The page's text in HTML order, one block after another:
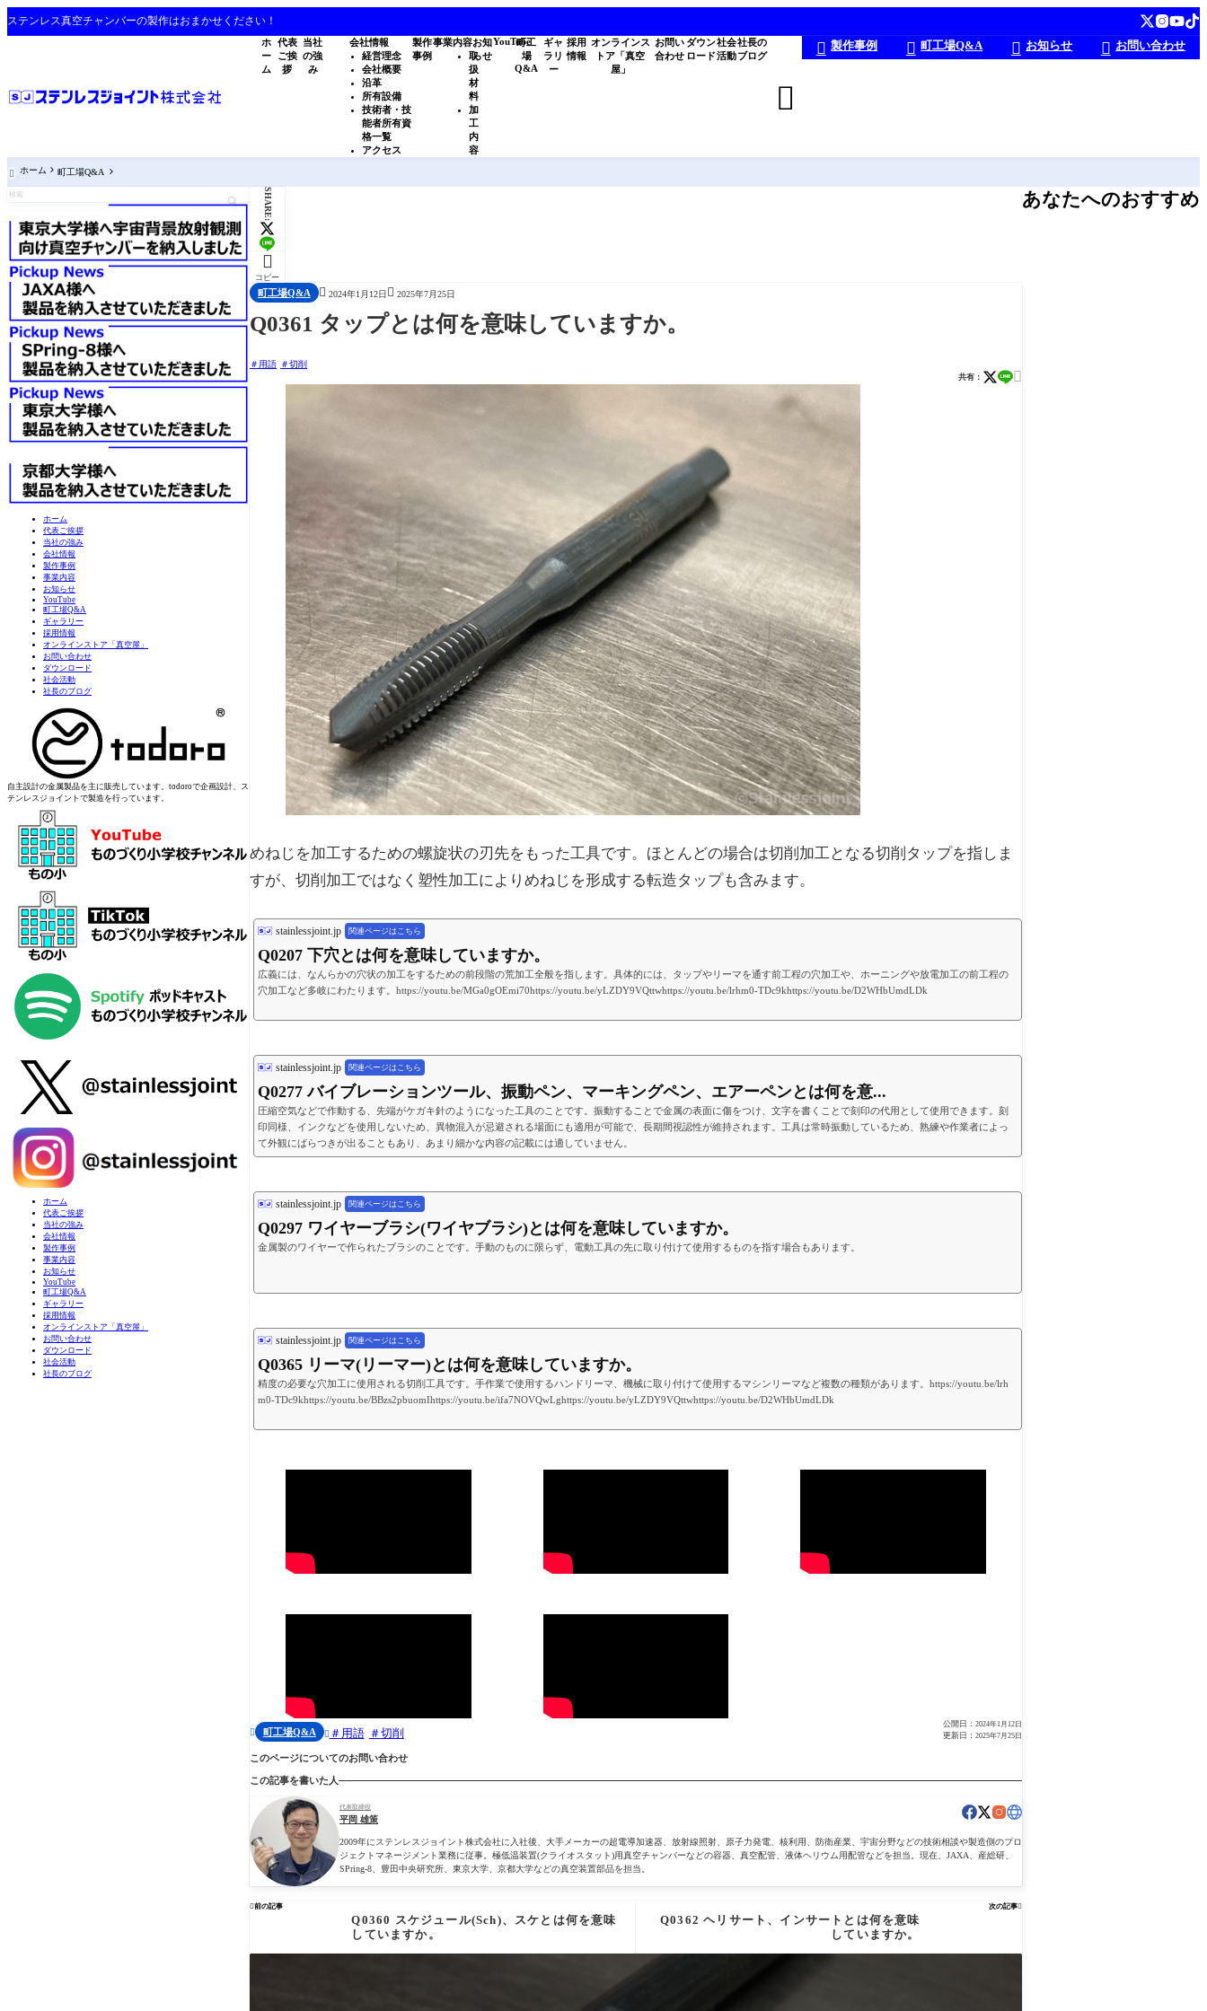
ステンレス真空チャンバーの製作はおまかせください！
ホ
ー
ム
代表
ご挨
拶
当社
の強
み
会社情報
経営理念
会社概要
沿革
所有設備
技術者・技
能者所有資
格一覧
アクセス
製作
事例
事業内容
取
扱
材
料
加
工
内
容
お知
らせ
YouTube
町工
場
Q&A
ギャ
ラリ
ー
採用
情報
オンラインス
トア「真空
屋」
お問い
合わせ
ダウン
ロード
社会
活動
社長の
ブログ

 製作事例  町工場Q&A  お知らせ  お問い合わせ
 ホーム 町工場Q&A
ホーム
代表ご挨拶
当社の強み
会社情報
製作事例
事業内容
お知らせ
YouTube
町工場Q&A
ギャラリー
採用情報
オンラインストア「真空屋」
お問い合わせ
ダウンロード
社会活動
社長のブログ
自主設計の金属製品を主に販売しています。todoroで企画設計、ス
テンレスジョイントで製造を行っています。
ホーム
代表ご挨拶
当社の強み
会社情報
製作事例
事業内容
お知らせ
YouTube
町工場Q&A
ギャラリー
採用情報
オンラインストア「真空屋」
お問い合わせ
ダウンロード
社会活動
社長のブログ
SHARE:

コピー
町工場Q&A  2024年1月12日  2025年7月25日
Q0361 タップとは何を意味していますか。
用語 切削
共有： 
めねじを加工するための螺旋状の刃先をもった工具です。ほとんどの場合は切削加工となる切削タップを指しま
すが、切削加工ではなく塑性加工によりめねじを形成する転造タップも含みます。
stainlessjoint.jp 関連ページはこちら
Q0207 下穴とは何を意味していますか。
広義には、なんらかの穴状の加工をするための前段階の荒加工全般を指します。具体的には、タップやリーマを通す前工程の穴加工や、ホーニングや放電加工の前工程の
穴加工など多岐にわたります。https://youtu.be/MGa0gOEmi70https://youtu.be/yLZDY9VQttwhttps://youtu.be/lrhm0-TDc9khttps://youtu.be/D2WHbUmdLDk
stainlessjoint.jp 関連ページはこちら
Q0277 バイブレーションツール、振動ペン、マーキングペン、エアーペンとは何を意...
圧縮空気などで作動する、先端がケガキ針のようになった工具のことです。振動することで金属の表面に傷をつけ、文字を書くことで刻印の代用として使用できます。刻
印同様、インクなどを使用しないため、異物混入が忌避される場面にも適用が可能で、長期間視認性が維持されます。工具は常時振動しているため、熟練や作業者によっ
て外観にばらつきが出ることもあり、あまり細かな内容の記載には適していません。
stainlessjoint.jp 関連ページはこちら
Q0297 ワイヤーブラシ(ワイヤブラシ)とは何を意味していますか。
金属製のワイヤーで作られたブラシのことです。手動のものに限らず、電動工具の先に取り付けて使用するものを指す場合もあります。
stainlessjoint.jp 関連ページはこちら
Q0365 リーマ(リーマー)とは何を意味していますか。
精度の必要な穴加工に使用される切削工具です。手作業で使用するハンドリーマ、機械に取り付けて使用するマシンリーマなど複数の種類があります。https://youtu.be/lrh
m0-TDc9khttps://youtu.be/BBzs2pbuomIhttps://youtu.be/ifa7NOVQwLghttps://youtu.be/yLZDY9VQttwhttps://youtu.be/D2WHbUmdLDk
 町工場Q&A  用語 切削
公開日： 2024年1月12日
更新日： 2025年7月25日
このページについてのお問い合わせ
この記事を書いた人
代表取締役
平岡 雄策
2009年にステンレスジョイント株式会社に入社後、大手メーカーの超電導加速器、放射線照射、原子力発電、核利用、防衛産業、宇宙分野などの技術相談や製造側のプロ
ジェクトマネージメント業務に従事。極低温装置(クライオスタット)用真空チャンバーなどの容器、真空配管、液体ヘリウム用配管などを担当。現在、JAXA、産総研、
SPring-8、豊田中央研究所、東京大学、京都大学などの真空装置部品を担当。
前の記事
Q0360 スケジュール(Sch)、スケとは何を意味
していますか。
次の記事
Q0362 ヘリサート、インサートとは何を意味
していますか。
あなたへのおすすめ